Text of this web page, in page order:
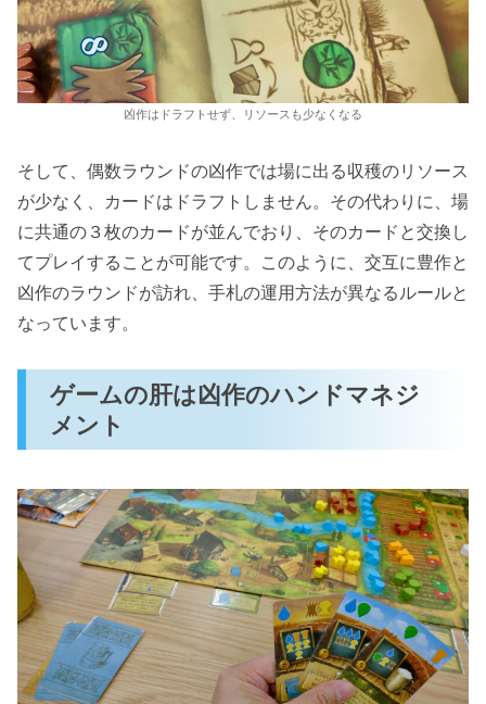
凶作はドラフトせず、リソースも少なくなる
そして、偶数ラウンドの凶作では場に出る収穫のリソース
が少なく、カードはドラフトしません。その代わりに、場
に共通の３枚のカードが並んでおり、そのカードと交換し
てプレイすることが可能です。このように、交互に豊作と
凶作のラウンドが訪れ、手札の運用方法が異なるルールと
なっています。
ゲームの肝は凶作のハンドマネジ
メント